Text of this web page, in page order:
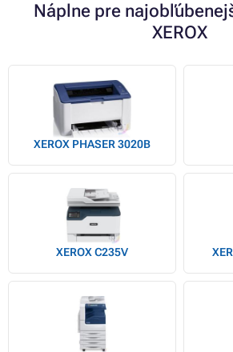
Náplne pre
XEROX
XEROX PHASER 3020B
XEROX C235V